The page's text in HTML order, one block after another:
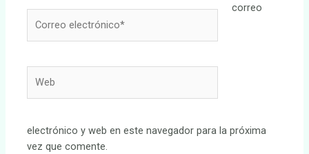
electrónico*
correo
electrónico y web en este navegador para la próxima
vez que comente.